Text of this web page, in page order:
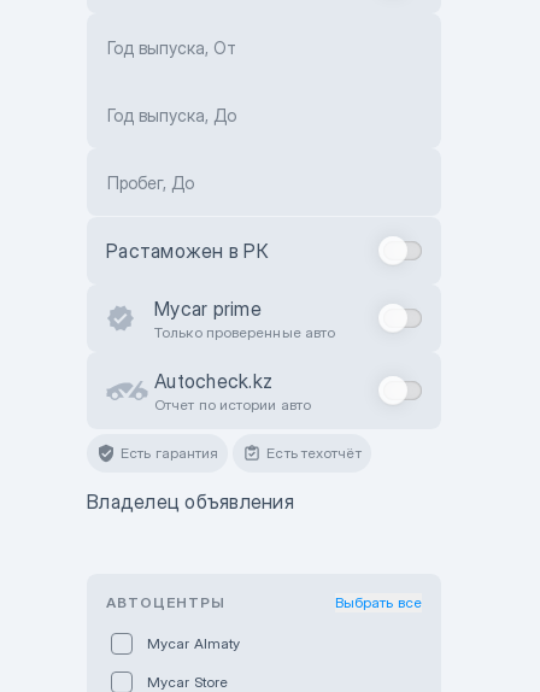
Год выпуска, От
Год выпуска, До
Пробег, До
Растаможен в РК
Mycar prime
Только проверенные авто
Autocheck.kz
Отчет по истории авто
Есть гарантия Есть техотчёт
Владелец объявления
АВТОЦЕНТРЫ Выбрать все
Mycar Almaty
Mycar Store